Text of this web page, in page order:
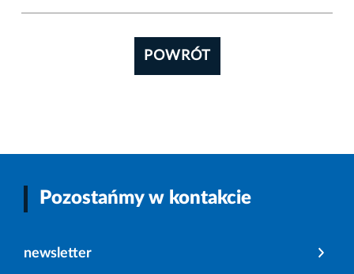
POWRÓT
Pozostańmy w kontakcie
newsletter